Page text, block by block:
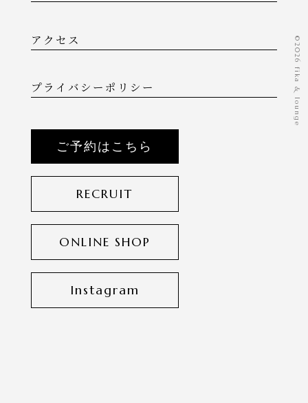
アクセス
プライバシーポリシー
ご予約はこちら
RECRUIT
ONLINE SHOP
Instagram
©️2026 fika & lounge